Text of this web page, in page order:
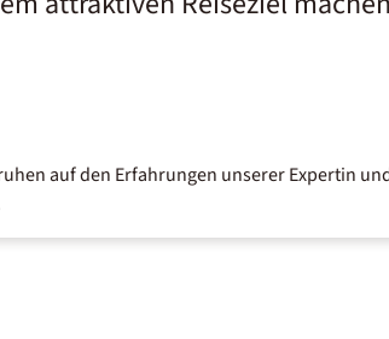
auf den Erfahrungen unserer Expertin